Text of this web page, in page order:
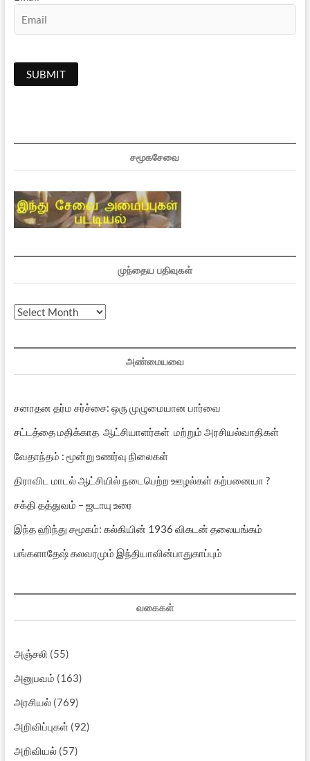
சமூகசேவை
முந்தைய பதிவுகள்
முந்தைய
அண்மையவை
சனாதன தர்ம சர்ச்சை: ஒரு முழுமையான பார்வை
சட்டத்தை மதிக்காத ஆட்சியாளர்கள் மற்றும் அரசியல்வாதிகள்
வேதாந்தம் : மூன்று உணர்வு நிலைகள்
திராவிட மாடல் ஆட்சியில் நடைபெற்ற ஊழல்கள் கற்பனையா ?
சக்தி தத்துவம் – ஜடாயு உரை
இந்த ஹிந்து சமூகம்: கல்கியின் 1936 விகடன் தலையங்கம்
பங்களாதேஷ் கலவரமும் இந்தியாவின்பாதுகாப்பும்
வகைகள்
அஞ்சலி (55)
அனுபவம் (163)
அரசியல்(769)
அறிவிப்புகள்(92)
அறிவியல்(57)